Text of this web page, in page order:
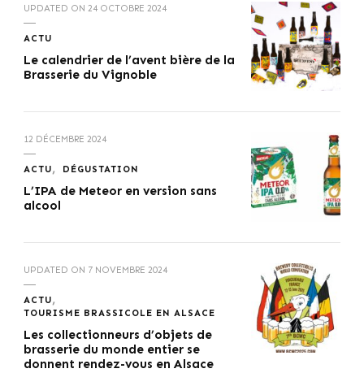
UPDATED ON 24 OCTOBRE 2024
ACTU
Le calendrier de l’avent bière de la
Brasserie du Vignoble
12 DÉCEMBRE 2024
ACTU DÉGUSTATION
L’IPA de Meteor en version sans
alcool
UPDATED ON 7 NOVEMBRE 2024
ACTU
TOURISME BRASSICOLE EN ALSACE
Les collectionneurs d’objets de
brasserie du monde entier se
donnent rendez-vous en Alsace